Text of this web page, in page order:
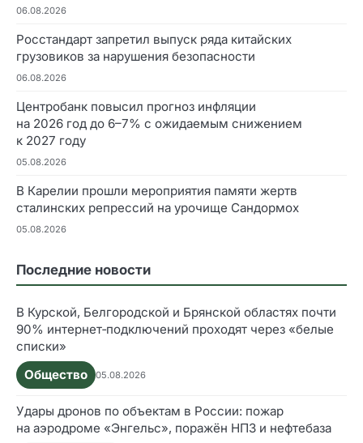
06.08.2026
Росстандарт запретил выпуск ряда китайских
грузовиков за нарушения безопасности
06.08.2026
Центробанк повысил прогноз инфляции
на 2026 год до 6–7% с ожидаемым снижением
к 2027 году
05.08.2026
В Карелии прошли мероприятия памяти жертв
сталинских репрессий на урочище Сандормох
05.08.2026
Последние новости
В Курской, Белгородской и Брянской областях почти
90% интернет‑подключений проходят через «белые
списки»
Общество
05.08.2026
Удары дронов по объектам в России: пожар
на аэродроме «Энгельс», поражён НПЗ и нефтебаза